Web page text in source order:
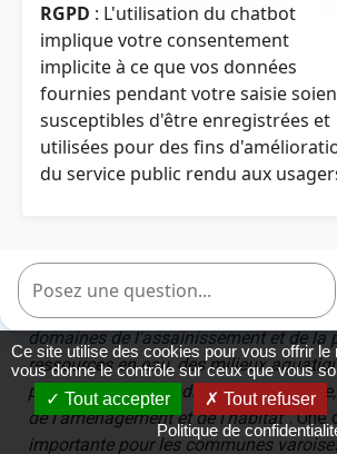
départemental du Var ont de nouveau
aux communes varoises, notamment
intention de créer une agence
Dénommée Var ingénierie et
d’un établissement public
“fonctionnera avec des moyens mis à
Conseil départemental et aura la
aux collectivités qui la composent
d’ordre technique, juridique ou financier”
Marc Lauriol, conseiller départemental
aides aux communes.
“Elle pourra
domaines de l'assainissement et de la
ressources en eau, des milieux
prévention des inondations, de la
de l'aménagement et de l'habitat”. Une
importante pour les communes
RGPD : L'utilisation du chatbot
implique votre consentement
implicite à ce que vos données
fournies pendant votre saisie
susceptibles d'être enregistrées et
utilisées pour des fins
du service public rendu aux
Poser une question
Ce site utilise des cookies pour vous offrir le
vous donne le contrôle sur ceux que vous
Tout accepter
Tout refuser
Politique de